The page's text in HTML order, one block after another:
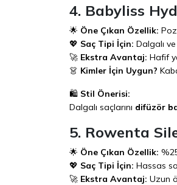
4. Babyliss
🌟 Öne Çıkan Özellik:
💖 Saç Tipi İçin: Dalgalı
🚀 Ekstra Avantaj: Hafif
👗 Kimler İçin Uygun?
🛍️ Stil Önerisi:
Dalgalı saçlarını difüzör
5. Rowenta
🌟 Öne Çıkan Özellik:
💖 Saç Tipi İçin: Hassas
🚀 Ekstra Avantaj: Uzun